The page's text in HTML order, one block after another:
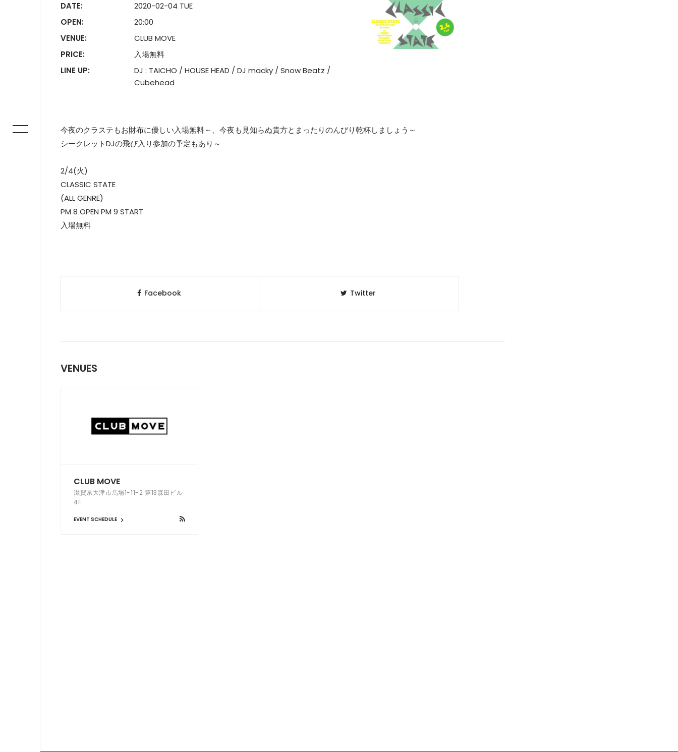
DATE:
2020-02-04 TUE
OPEN:
20:00
VENUE:
CLUB MOVE
PRICE:
入場無料
LINE UP:
DJ : TAICHO / HOUSE HEAD / DJ macky / Snow Beatz /
Cubehead
今夜のクラステもお財布に優しい入場無料～、今夜も見知らぬ貴方とまったりのんびり乾杯しましょう～
シークレットDJの飛び入り参加の予定もあり～
2/4(火)
CLASSIC STATE
(ALL GENRE)
PM 8 OPEN PM 9 START
入場無料
Facebook Twitter
VENUES
CLUB MOVE
滋賀県大津市馬場1-11-2 第13森田ビル
4F
EVENT SCHEDULE